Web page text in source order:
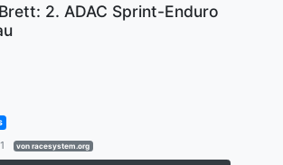
2. ADAC Sprint-Enduro
von racesystem.org